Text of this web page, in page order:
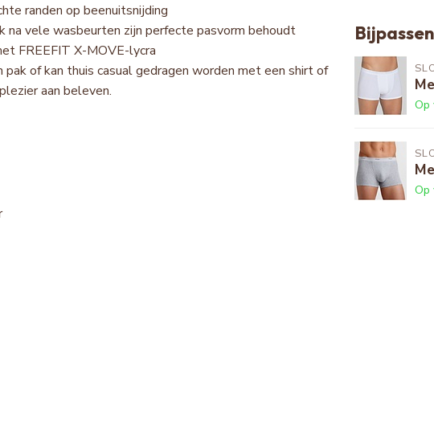
randen op beenuitsnijding
na vele wasbeurten zijn perfecte pasvorm behoudt
FREEFIT X-MOVE-lycra
of kan thuis casual gedragen worden met een shirt of
aan beleven.
Op
Op